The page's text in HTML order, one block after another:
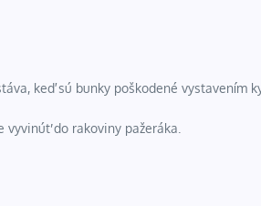
keď sú bunky poškodené vystavením
do rakoviny pažeráka.